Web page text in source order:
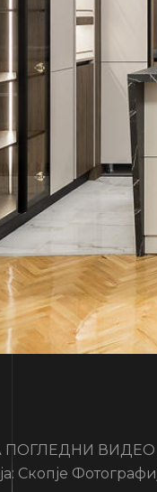
ВИДЕО
Скопје